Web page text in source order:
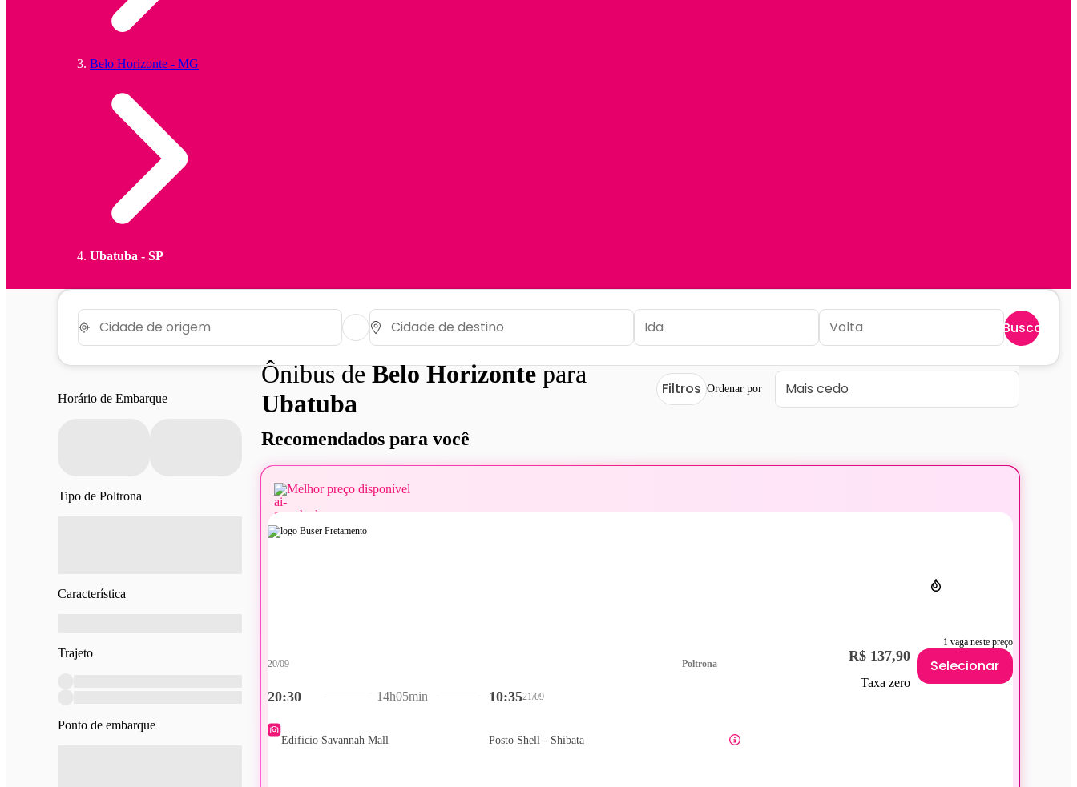
Belo Horizonte - MG
Ubatuba - SP
Buscar
Horário de Embarque
Tipo de Poltrona
Característica
Trajeto
Ponto de embarque
Ônibus deBelo Horizontepara
Ubatuba
Filtros Ordenar por
Recomendados para você
Melhor preço disponível
1 vaga neste preço
20:30
20/09
Edificio Savannah Mall
10:3521/09
Posto Shell - Shibata
14h05min
Poltrona R$ 137,90
Taxa zero
Selecionar